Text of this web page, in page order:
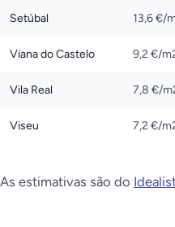
Setúbal 13,6 €/
Viana do Castelo 9,2 €/
Vila Real 7,8 €/
Viseu 7,2 €/
As estimativas são do